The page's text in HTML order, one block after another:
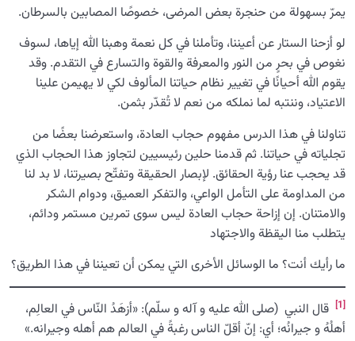
يمرّ بسهولة من حنجرة بعض المرضى، خصوصًا المصابين بالسرطان.
لو أزحنا الستار عن أعيننا، وتأملنا في كل نعمة وهبنا الله إياها، لسوف
نغوص في بحرٍ من النور والمعرفة والقوة والتسارع في التقدم. وقد
يقوم الله أحيانًا في تغيير نظام حياتنا المألوف لكي لا يهيمن علينا
الاعتياد، وننتبه لما نملكه من نعم لا تُقدّر بثمن.
تناولنا في هذا الدرس مفهوم حجاب العادة، واستعرضنا بعضًا من
تجلياته في حياتنا. ثم قدمنا حلين رئيسيين لتجاوز هذا الحجاب الذي
قد يحجب عنا رؤية الحقائق. لإبصار الحقيقة وتفتّح بصيرتنا، لا بد لنا
من المداومة على التأمل الواعي، والتفكر العميق، ودوام الشكر
والامتنان. إن إزاحة حجاب العادة ليس سوى تمرين مستمر ودائم،
يتطلب منا اليقظة والاجتهاد
ما رأيك أنت؟ ما الوسائل الأخرى التي يمكن أن تعيننا في هذا الطريق؟
[1]
قال النبي (صلی الله علیه و آله و سلّم): «أزهَدُ النّاس في العالِم،
أهلُهُ و جيرانُه؛ أي: إنّ أقلّ الناس رغبةً في العالم هم أهله وجيرانه.»